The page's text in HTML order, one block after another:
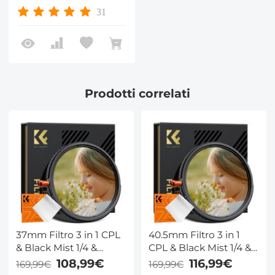
Rivestimento su
leva,Nano-Xcel
31
Prodotti correlati
37mm Filtro 3 in 1 CPL
& Black Mist 1/4 &
Variabile ND2-32 (5
169,99€ 108,99€
40.5mm Filtro 3 in 1
CPL & Black Mist 1/4 &
Variabile ND2-32 (5
169,99€ 116,99€